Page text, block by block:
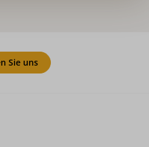
Sie uns